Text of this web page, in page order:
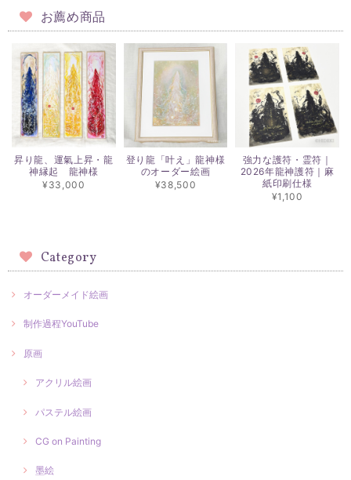
お薦め商品
昇り龍、運氣上昇・龍
神縁起 龍神様
¥33,000
登り龍「叶え」龍神様
のオーダー絵画
¥38,500
強力な護符・霊符｜
2026年龍神護符｜麻
紙印刷仕様
¥1,100
Category
オーダーメイド絵画
制作過程YouTube
原画
アクリル絵画
パステル絵画
CG on Painting
墨絵